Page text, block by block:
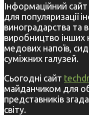
Інформаційний
для популяризації
виноградарства та
виробництво інших
медових напоїв,
суміжних галузей.
Сьогодні сайт
майданчиком для
представників
світу.